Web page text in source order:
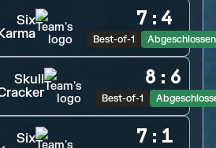
Six
7 : 4
Best-of-1 Abgeschlossen
Skull
8 : 6
Best-of-1
Six
7 : 1